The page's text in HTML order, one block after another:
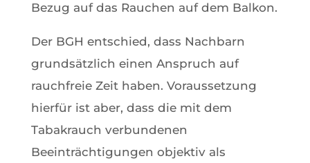
Bezug auf das Rauchen auf dem Balkon.
Der BGH entschied, dass Nachbarn
grundsätzlich einen Anspruch auf
rauchfreie Zeit haben. Voraussetzung
hierfür ist aber, dass die mit dem
Tabakrauch verbundenen
Beeinträchtigungen objektiv als